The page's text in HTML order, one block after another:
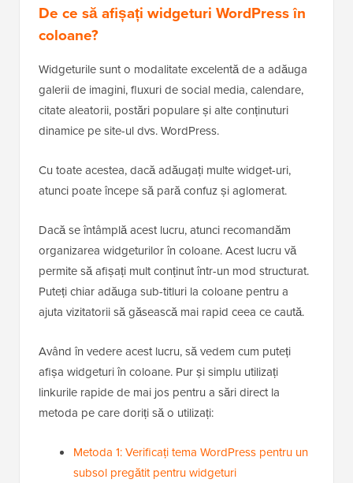
De ce să afișați widgeturi WordPress în
coloane?
Widgeturile sunt o modalitate excelentă de a adăuga
galerii de imagini, fluxuri de social media, calendare,
citate aleatorii, postări populare și alte conținuturi
dinamice pe site-ul dvs. WordPress.
Cu toate acestea, dacă adăugați multe widget-uri,
atunci poate începe să pară confuz și aglomerat.
Dacă se întâmplă acest lucru, atunci recomandăm
organizarea widgeturilor în coloane. Acest lucru vă
permite să afișați mult conținut într-un mod structurat.
Puteți chiar adăuga sub-titluri la coloane pentru a
ajuta vizitatorii să găsească mai rapid ceea ce caută.
Având în vedere acest lucru, să vedem cum puteți
afișa widgeturi în coloane. Pur și simplu utilizați
linkurile rapide de mai jos pentru a sări direct la
metoda pe care doriți să o utilizați:
Metoda 1: Verificați tema WordPress pentru un
subsol pregătit pentru widgeturi